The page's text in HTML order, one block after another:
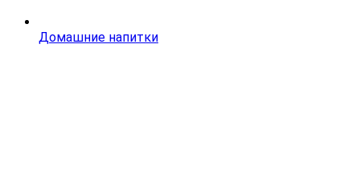
Домашние напитки